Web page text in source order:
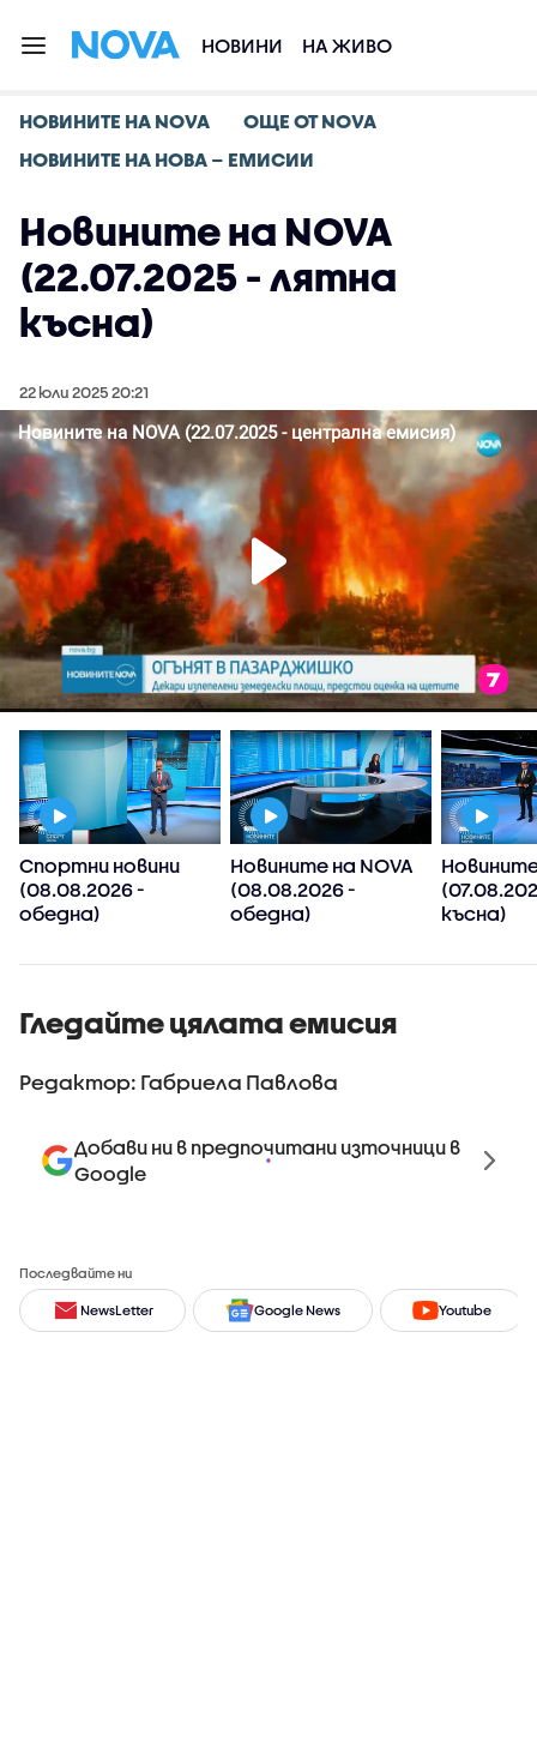
НОВИНИ НА ЖИВО
НОВИНИТЕ НА NOVA
ОЩЕ ОТ NOVA
НОВИНИТЕ НА НОВА – ЕМИСИИ
Новините на NOVA
(22.07.2025 - лятна
късна)
22 юли 2025 20:21
Спортни новини
(08.08.2026 -
обедна)
Новините на NOVA
(08.08.2026 -
обедна)
късна)
Гледайте цялата емисия
Редактор: Габриела Павлова
Добави ни в предпочитани източници в
Google
Последвайте ни
NewsLetter Google News Youtube